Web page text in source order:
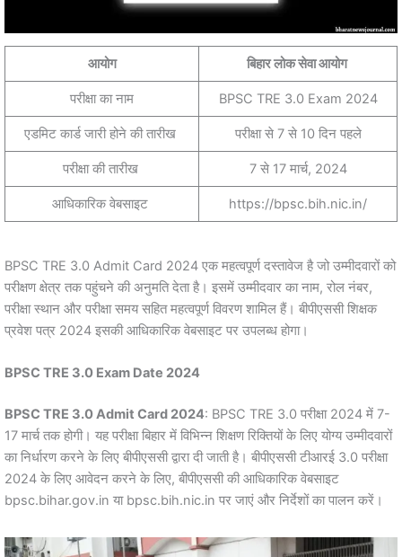
आयोग बिहार लोक सेवा आयोग
परीक्षा का नाम BPSC TRE 3.0 Exam 2024
एडमिट कार्ड जारी होने की तारीख परीक्षा से 7 से 10 दिन पहले
परीक्षा की तारीख 7 से 17 मार्च, 2024
आधिकारिक वेबसाइट https://bpsc.bih.nic.in/
BPSC TRE 3.0 Admit Card 2024 एक महत्वपूर्ण दस्तावेज है जो उम्मीदवारों को
परीक्षण क्षेत्र तक पहुंचने की अनुमति देता है। इसमें उम्मीदवार का नाम, रोल नंबर,
परीक्षा स्थान और परीक्षा समय सहित महत्वपूर्ण विवरण शामिल हैं। बीपीएससी शिक्षक
प्रवेश पत्र 2024 इसकी आधिकारिक वेबसाइट पर उपलब्ध होगा।
BPSC TRE 3.0 Exam Date 2024
BPSC TRE 3.0 Admit Card 2024: BPSC TRE 3.0 परीक्षा 2024 में 7-
17 मार्च तक होगी। यह परीक्षा बिहार में विभिन्न शिक्षण रिक्तियों के लिए योग्य उम्मीदवारों
का निर्धारण करने के लिए बीपीएससी द्वारा दी जाती है। बीपीएससी टीआरई 3.0 परीक्षा
2024 के लिए आवेदन करने के लिए, बीपीएससी की आधिकारिक वेबसाइट
bpsc.bihar.gov.in या bpsc.bih.nic.in पर जाएं और निर्देशों का पालन करें।